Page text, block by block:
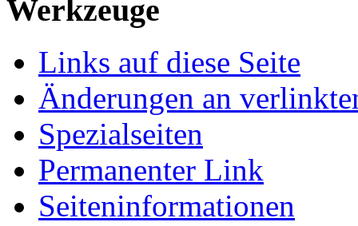
Werkzeuge
Links auf diese Seite
Änderungen an
Spezialseiten
Permanenter Link
Seiteninformationen